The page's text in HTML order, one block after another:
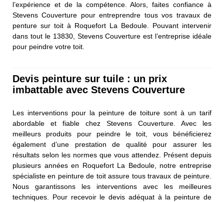
l’expérience et de la compétence. Alors, faites confiance à
Stevens Couverture pour entreprendre tous vos travaux de
penture sur toit à Roquefort La Bedoule. Pouvant intervenir
dans tout le 13830, Stevens Couverture est l’entreprise idéale
pour peindre votre toit.
Devis peinture sur tuile : un prix
imbattable avec Stevens Couverture
Les interventions pour la peinture de toiture sont à un tarif
abordable et fiable chez Stevens Couverture. Avec les
meilleurs produits pour peindre le toit, vous bénéficierez
également d’une prestation de qualité pour assurer les
résultats selon les normes que vous attendez. Présent depuis
plusieurs années en Roquefort La Bedoule, notre entreprise
spécialiste en peinture de toit assure tous travaux de peinture.
Nous garantissons les interventions avec les meilleures
techniques. Pour recevoir le devis adéquat à la peinture de